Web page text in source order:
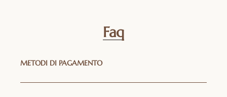
Faq
METODI DI PAGAMENTO